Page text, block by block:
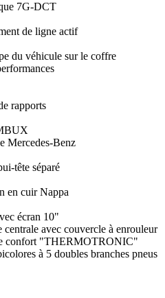
7G-DCT
de ligne actif
du véhicule sur le coffre
rapports
Mercedes-Benz
tête séparé
en cuir Nappa
écran 10"
avec couvercle à enrouleur
confort "THERMOTRONIC"
à 5 doubles branches pneus